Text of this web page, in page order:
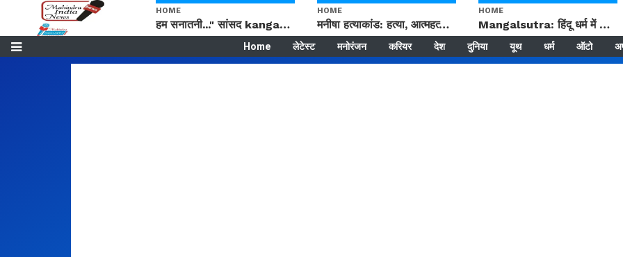
HOME
हम सनातनी..." सांसद kangana Ranaut से क्या बोली लड़की? Viral Jantar-Mantar | CJP protest
HOME
मनीषा हत्याकांड: हत्या, आत्महत्या या कोई बड़ा राज? | Full Story | Josh Haryana
HOME
Mangalsutra: हिंदू धर्म में शादी के बाद मंगलसूत्र क्यों पहनती है महिलाएं, किसने शुरु की ये परंपरा
Home लेटेस्ट मनोरंजन करियर देश दुनिया यूथ धर्म ऑटो